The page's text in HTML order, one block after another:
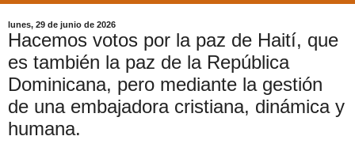
lunes, 29 de junio de 2026
Hacemos votos por la paz de Haití, que
es también la paz de la República
Dominicana, pero mediante la gestión
de una embajadora cristiana, dinámica y
humana.